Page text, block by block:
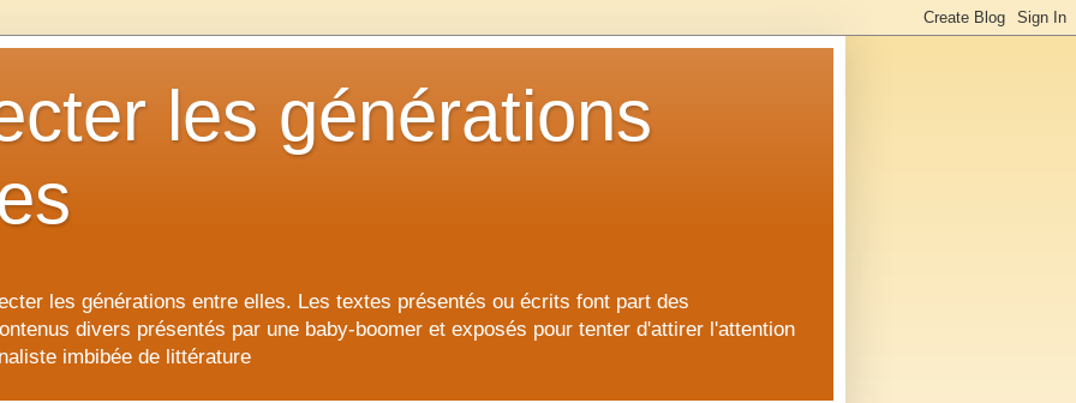
les générations
les générations entre elles. Les textes présentés ou écrits font part des
divers présentés par une baby-boomer et exposés pour tenter d'attirer l'attention
imbibée de littérature